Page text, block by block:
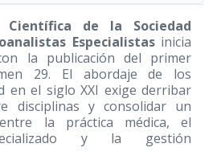
Científica de la Sociedad
Especialistasinicia
la publicación del primer
29. El abordaje de los
en el siglo XXI exige derribar
disciplinas y consolidar un
la práctica médica, el
y la gestión